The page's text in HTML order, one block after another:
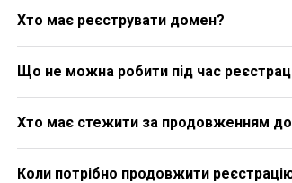
Хто має реєструвати домен?
Що не можна робити під час
Хто має стежити за продовженням
Коли потрібно продовжити